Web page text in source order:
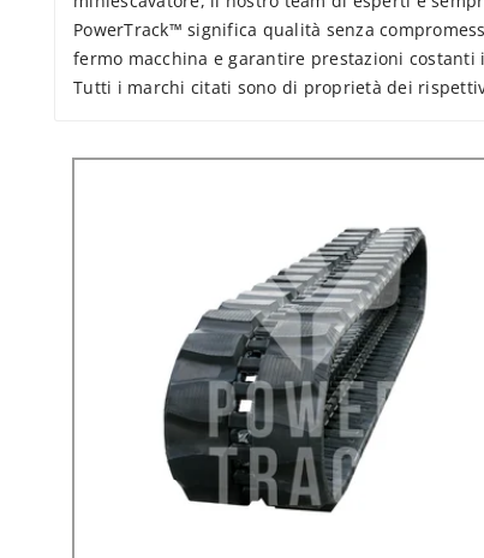
PowerTrack™ significa qualità senza
fermo macchina e garantire prestazioni
Tutti i marchi citati sono di proprietà dei